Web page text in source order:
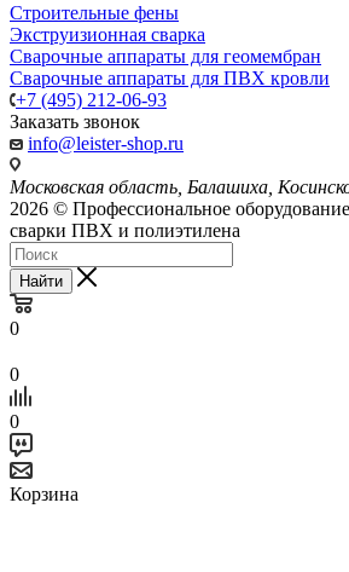
Строительные фены
Экструизионная сварка
Сварочные аппараты для геомембран
Сварочные аппараты для ПВХ кровли
+7 (495) 212-06-93
Заказать звонок
info@leister-shop.ru
Московская область, Балашиха,
2026 © Профессиональное
сварки ПВХ и полиэтилена
Найти
0
0
0
Корзина